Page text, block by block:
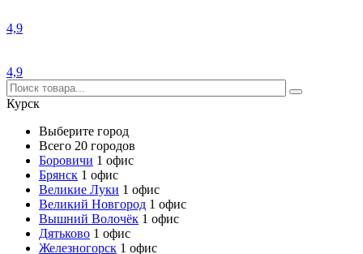
4,9
4,9
Курск
Выберите город
Всего 20 городов
Боровичи 1 офис
Брянск 1 офис
Великие Луки 1 офис
Великий Новгород 1 офис
Вышний Волочёк 1 офис
Дятьково 1 офис
Железногорск 1 офис